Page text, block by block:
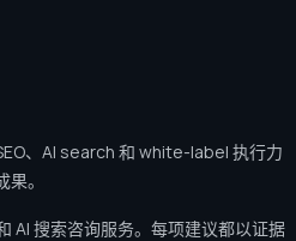
、AI search 和 white-label 执行力
。
AI 搜索咨询服务。每项建议都以证据